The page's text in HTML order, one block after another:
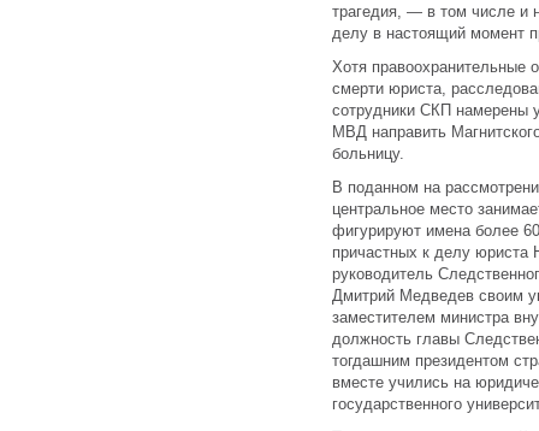
трагедия, — в том числе и
делу в настоящий момент
Хотя правоохранительные
смерти юриста,
сотрудники СКП намерены
МВД направить
больницу.
В поданном на
центральное место
фигурируют имена более
причастных к делу юриста
руководитель
Дмитрий Медведев своим
заместителем министра
должность главы
тогдашним президентом
вместе учились на
государственного